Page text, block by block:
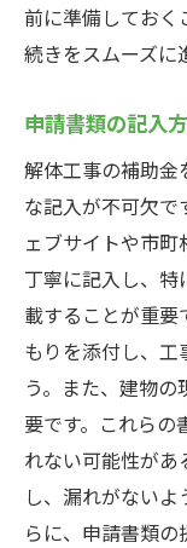
前に準備しておく
続きをスムーズに
申請書類の記入
解体工事の補助金
な記入が不可欠で
ェブサイトや市
丁寧に記入し、
載することが重要
もりを添付し、工
う。また、建物
要です。これらの
れない可能性が
し、漏れがない
らに、申請書類